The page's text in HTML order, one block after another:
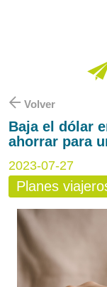
Volver
Baja el dólar
ahorrar para
2023-07-27
Planes